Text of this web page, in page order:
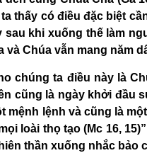
thấy có điều đặc biệt
sau khi xuống thế làm
và Chúa vẫn mang năm
chúng ta điều này là
cũng là ngày khởi đầu
mệnh lệnh và cũng là
loài thọ tạo (Mc 16,
thần xuống nhắc